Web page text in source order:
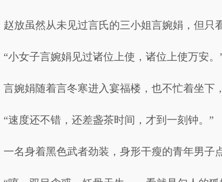
赵放虽然从未见过言氏的三小姐言婉娟，但只
“小女子言婉娟见过诸位上使，诸位上使万安。
言婉娟随着言冬寒进入宴福楼，也不忙着坐下
“速度还不错，还差盏茶时间，才到一刻钟。”
一名身着黑色武者劲装，身形干瘦的青年男子